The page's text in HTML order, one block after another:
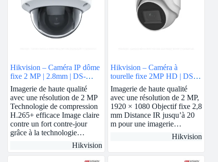
Hikvision – Caméra IP dôme
fixe 2 MP | 2.8mm | DS-
2CD1123G0E-I
Imagerie de haute qualité
avec une résolution de 2 MP
Technologie de compression
H.265+ efficace Image claire
contre un fort contre-jour
grâce à la technologie…
Hikvision
Hikvision – Caméra à
tourelle fixe 2MP HD | DS-
2CE76D0T-EXIMF
Imagerie de haute qualité
avec une résolution de 2 MP,
1920 × 1080 Objectif fixe 2,8
mm Distance IR jusqu’à 20
m pour une imagerie…
Hikvision